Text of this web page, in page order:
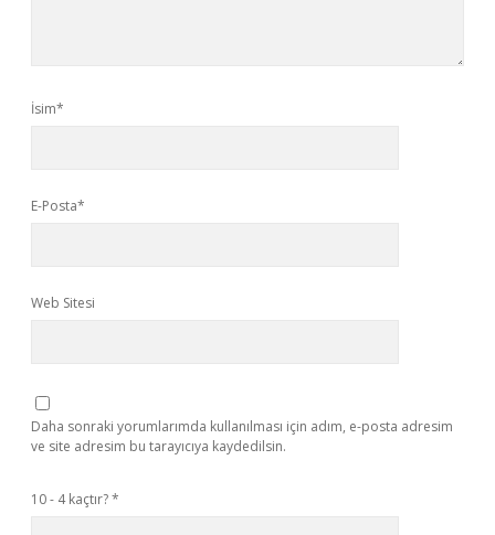
İsim*
E-Posta*
Web Sitesi
Daha sonraki yorumlarımda kullanılması için adım, e-posta adresim
ve site adresim bu tarayıcıya kaydedilsin.
10 - 4 kaçtır?*